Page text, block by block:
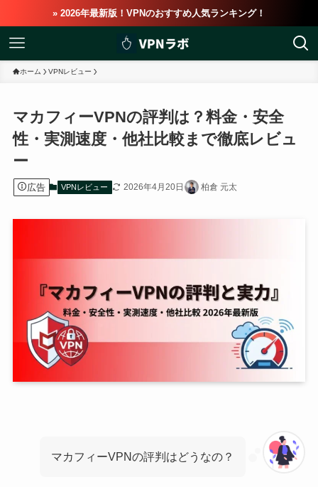
» 2026年最新版！VPNのおすすめ人気ランキング！
ホーム VPNレビュー
マカフィーVPNの評判は？料金・安全
性・実測速度・他社比較まで徹底レビュ
ー
広告 VPNレビュー 2026年4月20日 柏倉 元太
マカフィーVPNの評判はどうなの？